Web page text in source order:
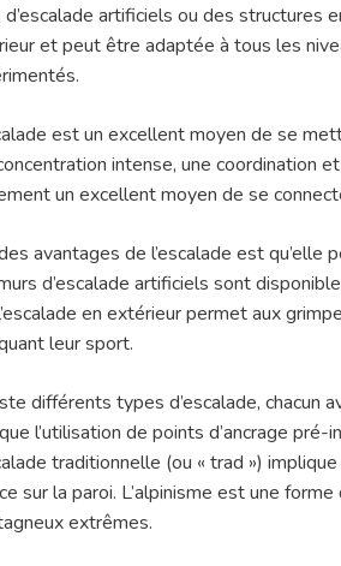
d’escalade artificiels ou des structures
et peut être adaptée à tous les
est un excellent moyen de se
intense, une coordination
un excellent moyen de se
des avantages de l’escalade est
d’escalade artificiels sont
en extérieur permet aux
leur sport.
différents types d’escalade, chacun
l’utilisation de points d’ancrage
traditionnelle (ou « trad »)
sur la paroi. L’alpinisme est une
extrêmes.